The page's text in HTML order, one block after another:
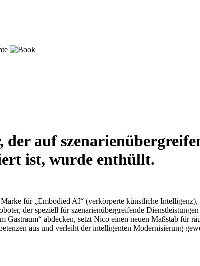
auf
ist, wurde enthüllt.
für „Embodied AI“ (verkörperte künstliche
der speziell für szenarienübergreifende
abdecken, setzt Nico einen neuen Maßstab für
aus und verleiht der intelligenten Modernisierung